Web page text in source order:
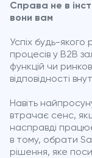
Справа не в
вони вам
Успіх будь-якого
процесів у B2B
функцій чи
відповідності
Навіть
втрачає сенс,
насправді
в тому, обрати
рішення, яке